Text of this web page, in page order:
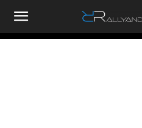
RallyandRaces.com